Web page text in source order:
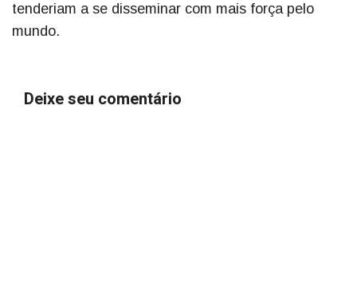
tenderiam a se disseminar com mais força pelo
mundo.
Deixe seu comentário